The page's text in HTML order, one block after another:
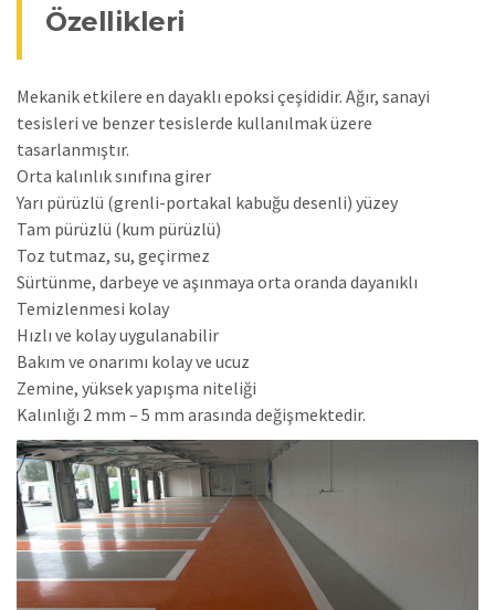
Özellikleri
Mekanik etkilere en dayaklı epoksi çeşididir. Ağır, sanayi
tesisleri ve benzer tesislerde kullanılmak üzere
tasarlanmıştır.
Orta kalınlık sınıfına girer
Yarı pürüzlü (grenli-portakal kabuğu desenli) yüzey
Tam pürüzlü (kum pürüzlü)
Toz tutmaz, su, geçirmez
Sürtünme, darbeye ve aşınmaya orta oranda dayanıklı
Temizlenmesi kolay
Hızlı ve kolay uygulanabilir
Bakım ve onarımı kolay ve ucuz
Zemine, yüksek yapışma niteliği
Kalınlığı 2 mm – 5 mm arasında değişmektedir.